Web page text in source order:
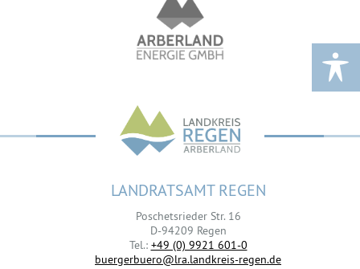
LANDRATSAMT REGEN
Poschetsrieder Str. 16
D-94209 Regen
Tel.: +49 (0) 9921 601-0
buergerbuero@lra.landkreis-regen.de